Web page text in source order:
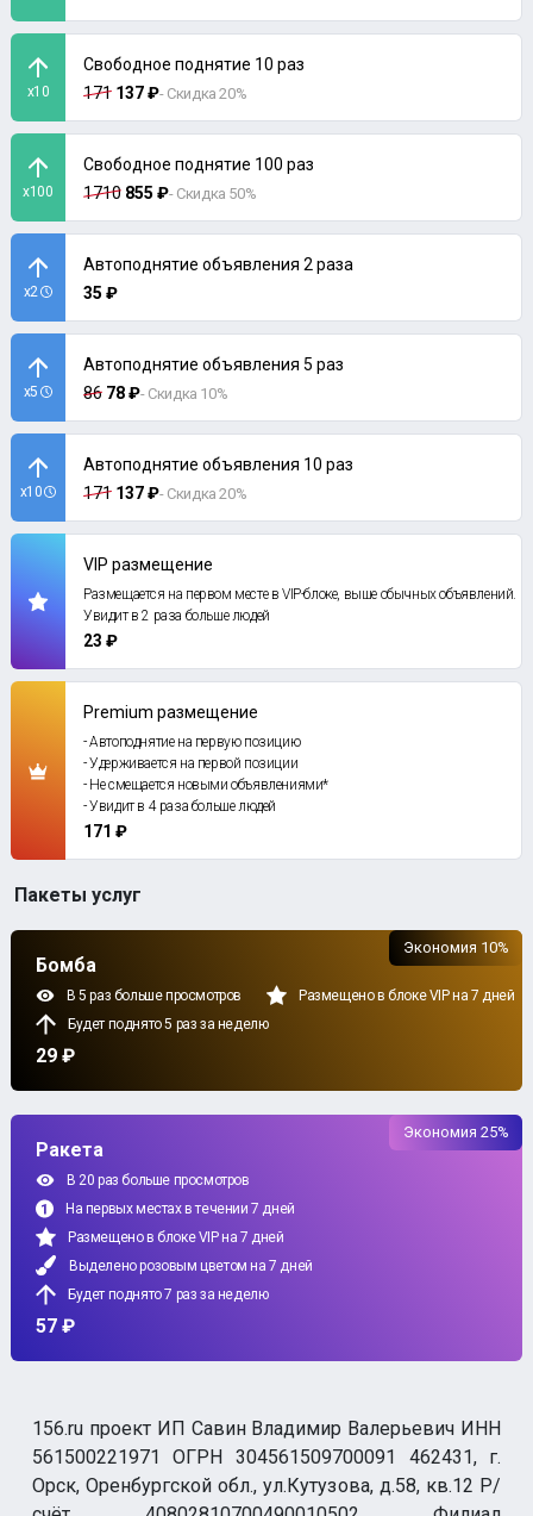
x10
Свободное поднятие 10 раз
171 137 ₽- Скидка 20%
x100
Свободное поднятие 100 раз
1710 855 ₽- Скидка 50%
x2
Автоподнятие объявления 2 раза
35 ₽
x5
Автоподнятие объявления 5 раз
86 78 ₽- Скидка 10%
x10
Автоподнятие объявления 10 раз
171 137 ₽- Скидка 20%
VIP размещение
Размещается на первом месте в VIP-блоке, выше обычных объявлений.
Увидит в 2 раза больше людей
23 ₽
Premium размещение
- Автоподнятие на первую позицию
- Удерживается на первой позиции
- Не смещается новыми объявлениями*
- Увидит в 4 раза больше людей
171 ₽
Пакеты услуг
Бомба
В 5 раз больше просмотров
Размещено в блоке VIP на 7 дней
Будет поднято 5 раз за неделю
29 ₽
Экономия 10%
Ракета
В 20 раз больше просмотров
На первых местах в течении 7 дней
Размещено в блоке VIP на 7 дней
Выделено розовым цветом на 7 дней
Будет поднято 7 раз за неделю
57 ₽
Экономия 25%
156.ru проект ИП Савин Владимир Валерьевич ИНН
561500221971 ОГРН 304561509700091 462431, г.
Орск, Оренбургской обл., ул.Кутузова, д.58, кв.12 Р/